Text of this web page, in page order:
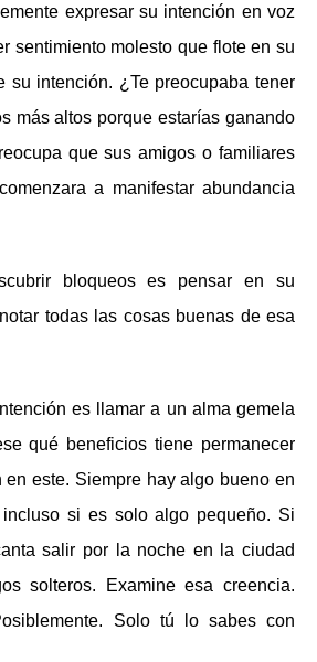
expresar su intención en voz
sentimiento molesto que flote en su
su intención. ¿Te preocupaba tener
más altos porque estarías ganando
que sus amigos o familiares
a manifestar abundancia
bloqueos es pensar en su
todas las cosas buenas de esa
es llamar a un alma gemela
qué beneficios tiene permanecer
este. Siempre hay algo bueno en
si es solo algo pequeño. Si
salir por la noche en la ciudad
solteros. Examine esa creencia.
Solo tú lo sabes con